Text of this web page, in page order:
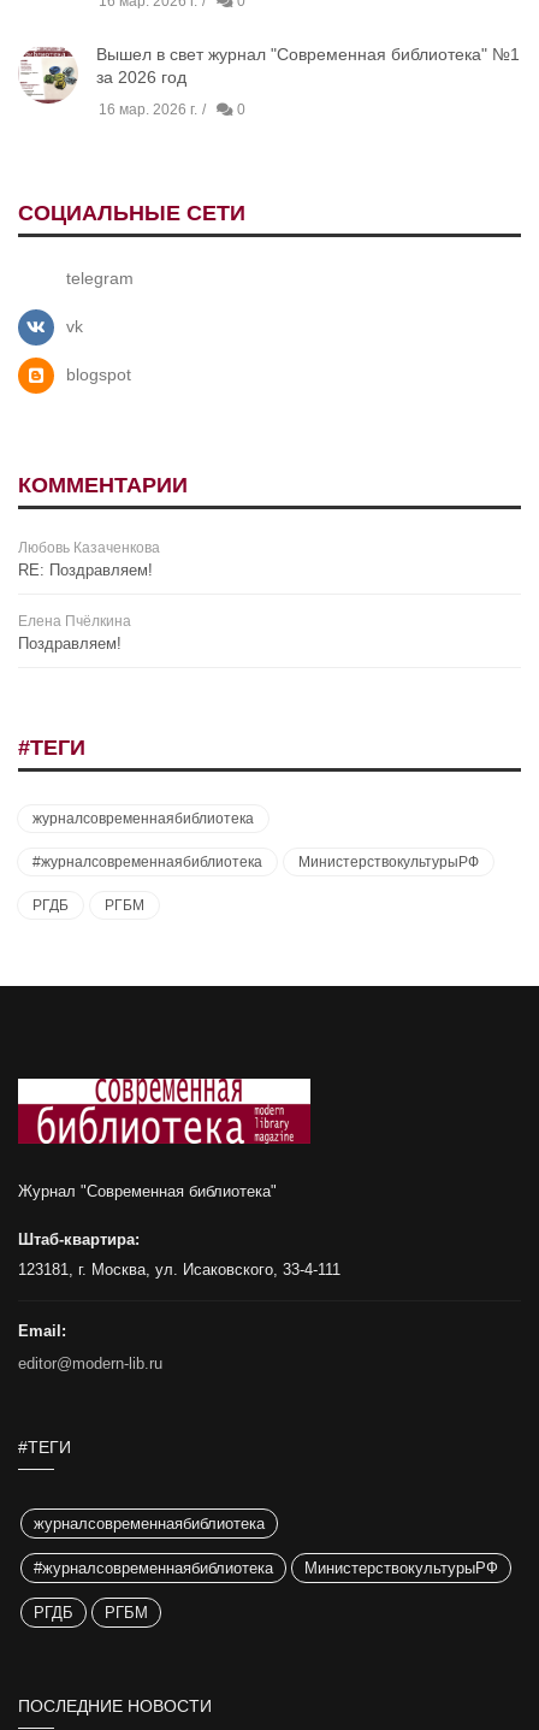
Вышел в свет журнал "Современная библиотека" №1
за 2026 год
16 мар. 2026 г. 0
СОЦИАЛЬНЫЕ СЕТИ
telegram
vk
blogspot
КОММЕНТАРИИ
Любовь Казаченкова
RE: Поздравляем!
Елена Пчёлкина
Поздравляем!
#ТЕГИ
журналсовременнаябиблиотека
#журналсовременнаябиблиотека МинистерствокультурыРФ
РГДБ РГБМ
Журнал "Современная библиотека"
Штаб-квартира:
123181, г. Москва, ул. Исаковского, 33-4-111
Email:
editor@modern-lib.ru
#ТЕГИ
журналсовременнаябиблиотека
#журналсовременнаябиблиотека МинистерствокультурыРФ
РГДБ РГБМ
ПОСЛЕДНИЕ НОВОСТИ